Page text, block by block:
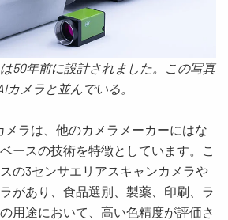
50年前に設計されました。この写真
カメラと並んでいる。
メラは、他のカメラメーカーにはな
ースの技術を特徴としています。こ
の3センサエリアスキャンカメラや
があり、食品選別、製薬、印刷、ラ
用途において、高い色精度が評価さ